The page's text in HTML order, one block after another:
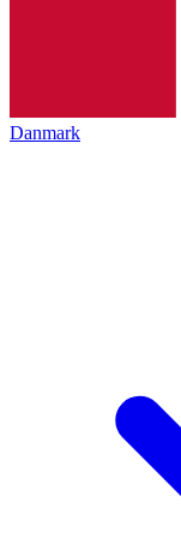
Danmark